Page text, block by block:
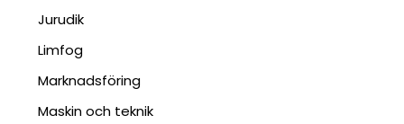
Jurudik
Limfog
Marknadsföring
Maskin och teknik